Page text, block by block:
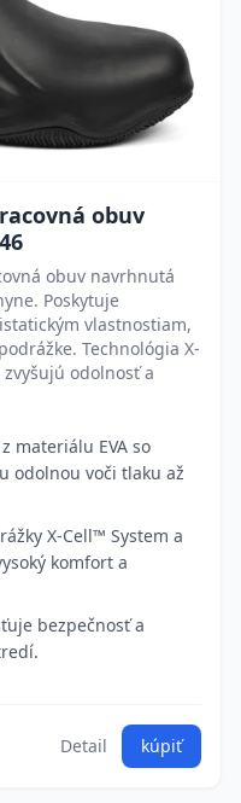
obuv
obuv navrhnutá
Poskytuje
vlastnostiam,
Technológia X-
odolnosť a
materiálu EVA so
odolnou voči tlaku až
X-Cell™ System a
komfort a
bezpečnosť a
Detail kúpiť